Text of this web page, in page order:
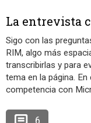
La entrevista
Sigo con las
RIM, algo más
transcribirlas y para
tema en la página.
competencia con
6